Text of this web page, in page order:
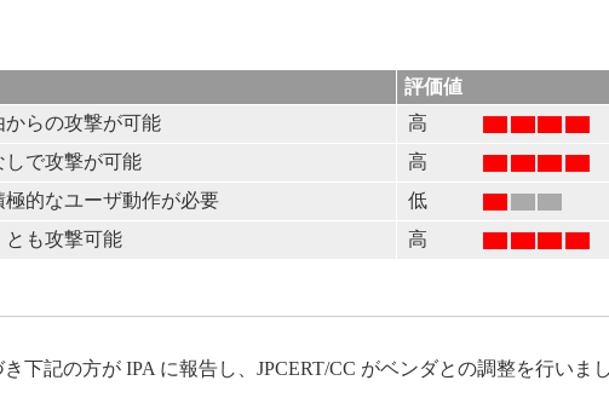
評価値
らの攻撃が可能
高
しで攻撃が可能
高
的なユーザ動作が必要
低
とも攻撃可能 高
記の方が IPA に報告し、JPCERT/CC がベンダとの調整を行いま